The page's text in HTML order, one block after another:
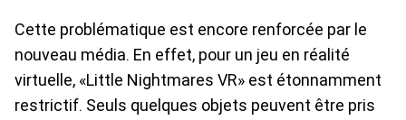
Cette problématique est encore renforcée par le
nouveau média. En effet, pour un jeu en réalité
virtuelle, «Little Nightmares VR» est étonnamment
restrictif. Seuls quelques objets peuvent être pris